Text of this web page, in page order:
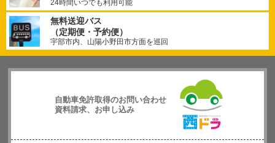
24時間いつでも利用可能
無料送迎バス
（定期便・予約便）
宇部市内、山陽小野田市方面を巡回
自動車免許取得のお問い合わせ
資料請求、お申し込み
西日本自動